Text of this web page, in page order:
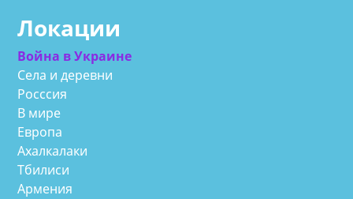
Локации
Война в Украине
Села и деревни
Росссия
В мире
Европа
Ахалкалаки
Тбилиси
Армения